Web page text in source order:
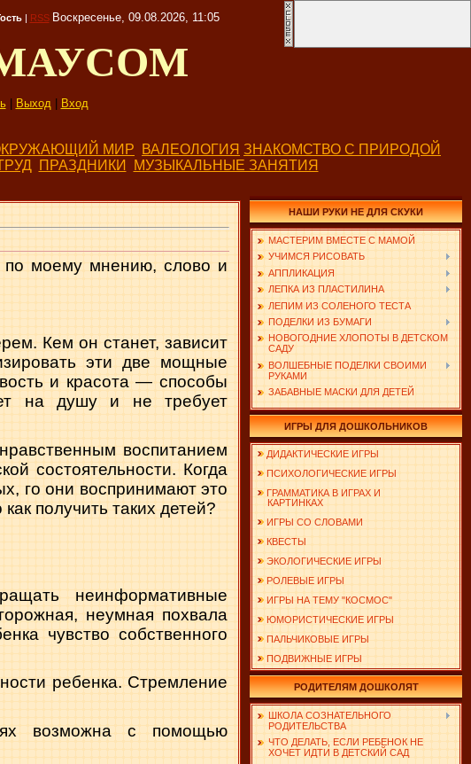
| RSS Воскресенье, 09.08.2026, 11:05
| Выход| Вход
МИР ВАЛЕОЛОГИЯ ЗНАКОМСТВО С ПРИРОДОЙ
ПРАЗДНИКИ МУЗЫКАЛЬНЫЕ ЗАНЯТИЯ
моему мнению, слово и
Кем он станет, зависит
эти две мощные
и красота — способы
на душу и не требу­ет
воспитанием
состоятельности. Когда
го они воспринимают это
полу­чить таких детей?
неинфор­мативные
неумная похвала
чувство собственного
ребенка. Стремление
возможна с помощью
НАШИ РУКИ НЕ ДЛЯ СКУКИ
МАСТЕРИМ ВМЕСТЕ С МАМОЙ
УЧИМСЯ РИСОВАТЬ
АППЛИКАЦИЯ
ЛЕПКА ИЗ ПЛАСТИЛИНА
ЛЕПИМ ИЗ СОЛЕНОГО ТЕСТА
ПОДЕЛКИ ИЗ БУМАГИ
НОВОГОДНИЕ ХЛОПОТЫ В ДЕТСКОМ
САДУ
ВОЛШЕБНЫЕ ПОДЕЛКИ СВОИМИ
РУКАМИ
ЗАБАВНЫЕ МАСКИ ДЛЯ ДЕТЕЙ
ИГРЫ ДЛЯ ДОШКОЛЬНИКОВ
ДИДАКТИЧЕСКИЕ ИГРЫ
ПСИХОЛОГИЧЕСКИЕ ИГРЫ
ГРАММАТИКА В ИГРАХ И
КАРТИНКАХ
ИГРЫ СО СЛОВАМИ
КВЕСТЫ
ЭКОЛОГИЧЕСКИЕ ИГРЫ
РОЛЕВЫЕ ИГРЫ
ИГРЫ НА ТЕМУ "КОСМОС"
ЮМОРИСТИЧЕСКИЕ ИГРЫ
ПАЛЬЧИКОВЫЕ ИГРЫ
ПОДВИЖНЫЕ ИГРЫ
РОДИТЕЛЯМ ДОШКОЛЯТ
ШКОЛА СОЗНАТЕЛЬНОГО
РОДИТЕЛЬСТВА
ЧТО ДЕЛАТЬ, ЕСЛИ РЕБЕНОК НЕ
ХОЧЕТ ИДТИ В ДЕТСКИЙ САД